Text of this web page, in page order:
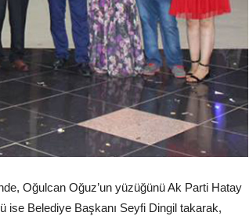
Oğulcan Oğuz’un yüzüğünü Ak Parti Hatay
ise Belediye Başkanı Seyfi Dingil takarak,